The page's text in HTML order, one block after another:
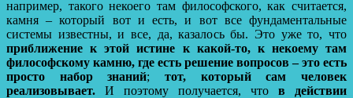
например, такого некоего там философского, как считается,
камня – который вот и есть, и вот все фундаментальные
системы известны, и все, да, казалось бы. Это уже то, что
приближение к этой истине к какой-то, к некоему там
философскому камню, где есть решение вопросов – это есть
просто набор знаний; тот, который сам человек
реализовывает. И поэтому получается, что в действии